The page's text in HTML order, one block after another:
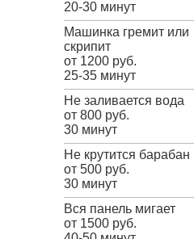
20-30 минут
Машинка гремит или
скрипит
от 1200 руб.
25-35 минут
Не заливается вода
от 800 руб.
30 минут
Не крутится барабан
от 500 руб.
30 минут
Вся панель мигает
от 1500 руб.